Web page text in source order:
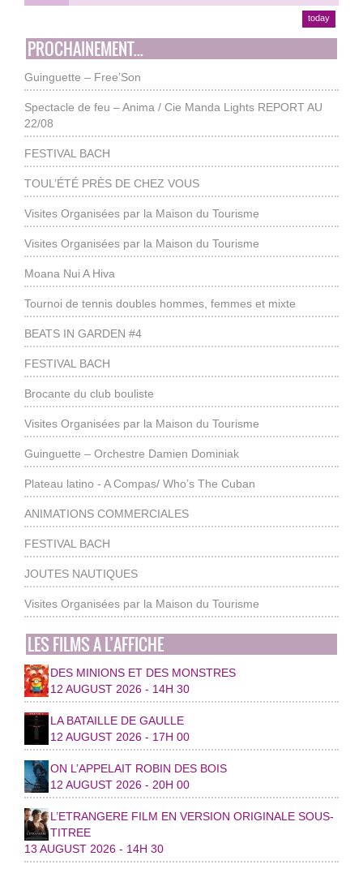
today
PROCHAINEMENT...
Guinguette – Free’Son
Spectacle de feu – Anima / Cie Manda Lights REPORT AU
22/08
FESTIVAL BACH
TOUL’ÉTÉ PRÈS DE CHEZ VOUS
Visites Organisées par la Maison du Tourisme
Visites Organisées par la Maison du Tourisme
Moana Nui A Hiva
Tournoi de tennis doubles hommes, femmes et mixte
BEATS IN GARDEN #4
FESTIVAL BACH
Brocante du club bouliste
Visites Organisées par la Maison du Tourisme
Guinguette – Orchestre Damien Dominiak
Plateau latino - A Compas/ Who’s The Cuban
ANIMATIONS COMMERCIALES
FESTIVAL BACH
JOUTES NAUTIQUES
Visites Organisées par la Maison du Tourisme
LES FILMS A L’AFFICHE
DES MINIONS ET DES MONSTRES
12 AUGUST 2026 - 14H 30
LA BATAILLE DE GAULLE
12 AUGUST 2026 - 17H 00
ON L’APPELAIT ROBIN DES BOIS
12 AUGUST 2026 - 20H 00
L’ETRANGERE FILM EN VERSION ORIGINALE SOUS-
TITREE
13 AUGUST 2026 - 14H 30